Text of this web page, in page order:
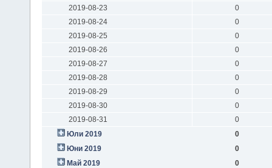
2019-08-23
0
2019-08-24
0
2019-08-25
0
2019-08-26
0
2019-08-27
0
2019-08-28
0
2019-08-29
0
2019-08-30
0
2019-08-31
0
Юли 2019
0
Юни 2019
0
Май 2019
0